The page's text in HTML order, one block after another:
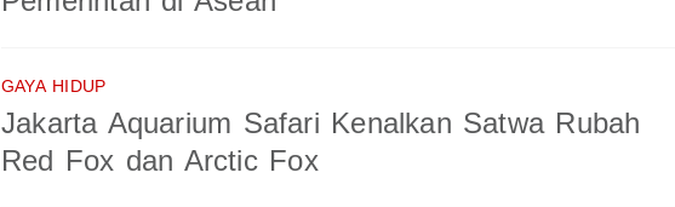
GAYA HIDUP
Jakarta Aquarium Safari Kenalkan Satwa Rubah
Red Fox dan Arctic Fox